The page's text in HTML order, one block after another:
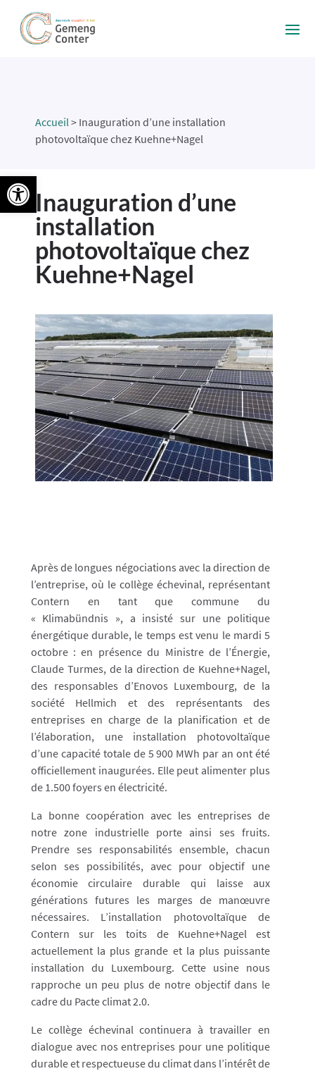
Accueil> Inauguration d’une installation
photovoltaïque chez Kuehne+Nagel
Inauguration d’une
installation
photovoltaïque chez
Kuehne+Nagel
Après de longues négociations avec la direction de
l’entreprise, où le collège échevinal, représentant
Contern en tant que commune du
« Klimabündnis », a insisté sur une politique
énergétique durable, le temps est venu le mardi 5
octobre : en présence du Ministre de l’Énergie,
Claude Turmes, de la direction de Kuehne+Nagel,
des responsables d’Enovos Luxembourg, de la
société Hellmich et des représentants des
entreprises en charge de la planification et de
l’élaboration, une installation photovoltaïque
d’une capacité totale de 5 900 MWh par an ont été
officiellement inaugurées. Elle peut alimenter plus
de 1.500 foyers en électricité.
La bonne coopération avec les entreprises de
notre zone industrielle porte ainsi ses fruits.
Prendre ses responsabilités ensemble, chacun
selon ses possibilités, avec pour objectif une
économie circulaire durable qui laisse aux
générations futures les marges de manœuvre
nécessaires. L’installation photovoltaïque de
Contern sur les toits de Kuehne+Nagel est
actuellement la plus grande et la plus puissante
installation du Luxembourg. Cette usine nous
rapproche un peu plus de notre objectif dans le
cadre du Pacte climat 2.0.
Le collège échevinal continuera à travailler en
dialogue avec nos entreprises pour une politique
durable et respectueuse du climat dans l’intérêt de
Ouvrir la barre d’outils